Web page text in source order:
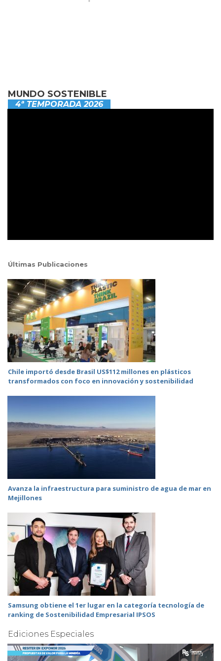
MUNDO SOSTENIBLE
4ª TEMPORADA 2026
Últimas Publicaciones
Chile importó desde Brasil US$112 millones en plásticos
transformados con foco en innovación y sostenibilidad
Avanza la infraestructura para suministro de agua de mar en
Mejillones
Samsung obtiene el 1er lugar en la categoría tecnología de
ranking de Sostenibilidad Empresarial IPSOS
Ediciones Especiales